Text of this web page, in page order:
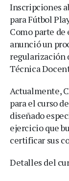
Inscripciones
para Fútbol
Como parte de
anunció un
regularización
Técnica
Actualmente,
para el curso
diseñado
ejercicio que
certificar sus
Detalles del